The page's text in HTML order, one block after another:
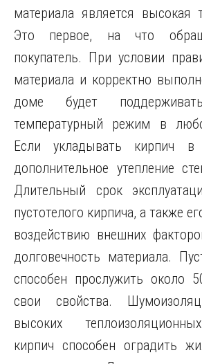
материала является высокая
Это первое, на что
покупатель. При условии
материала и корректно
доме будет
температурный режим в
Если укладывать кирпич
дополнительное утепление
Длительный срок
пустотелого кирпича, а также
воздействию внешних
долговечность материала.
способен прослужить около
свои свойства.
высоких
кирпич способен оградить